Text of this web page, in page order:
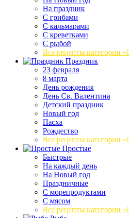
На праздник
С грибами
С кальмарами
С креветками
С рыбой
Все рецепты категории
Праздник
23 февраля
8 марта
День рождения
День Св. Валентина
Детский праздник
Новый год
Пасха
Рождество
Все рецепты категории
Простые
Быстрые
На каждый день
На Новый год
Праздничные
С морепродуктами
С мясом
Все рецепты категории